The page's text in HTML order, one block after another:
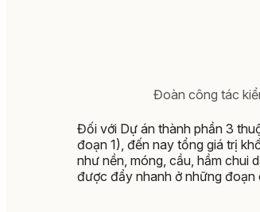
Đoàn công tác
Đối với Dự án thành phần 3
đoạn 1), đến nay tổng giá trị
như nền, móng, cầu, hầm chui
được đẩy nhanh ở những